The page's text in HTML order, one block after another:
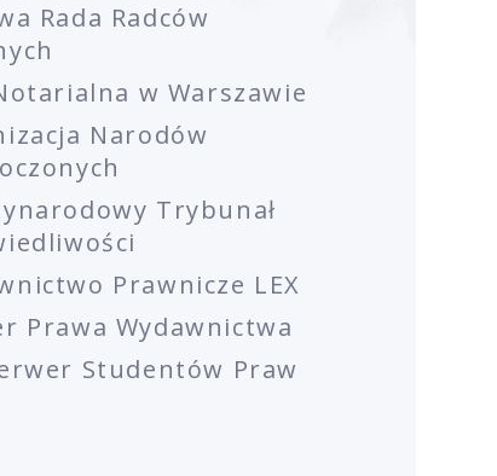
Rada Radców
w Warszawie
Narodów
Trybunał
Prawnicze LEX
Prawa Wydawnictwa
Studentów Praw